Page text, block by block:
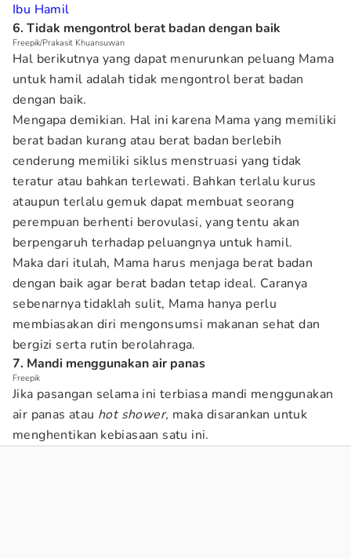
Ibu Hamil
6. Tidak mengontrol berat badan dengan baik
Freepik/Prakasit Khuansuwan
Hal berikutnya yang dapat menurunkan peluang Mama
untuk hamil adalah tidak mengontrol berat badan
dengan baik.
Mengapa demikian. Hal ini karena Mama yang memiliki
berat badan kurang atau berat badan berlebih
cenderung memiliki siklus menstruasi yang tidak
teratur atau bahkan terlewati. Bahkan terlalu kurus
ataupun terlalu gemuk dapat membuat seorang
perempuan berhenti berovulasi, yang tentu akan
berpengaruh terhadap peluangnya untuk hamil.
Maka dari itulah, Mama harus menjaga berat badan
dengan baik agar berat badan tetap ideal. Caranya
sebenarnya tidaklah sulit, Mama hanya perlu
membiasakan diri mengonsumsi makanan sehat dan
bergizi serta rutin berolahraga.
7. Mandi menggunakan air panas
Freepik
Jika pasangan selama ini terbiasa mandi menggunakan
air panas atau hot shower, maka disarankan untuk
menghentikan kebiasaan satu ini.